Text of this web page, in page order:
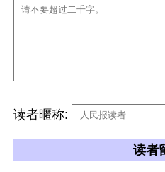
读者暱称:
读者